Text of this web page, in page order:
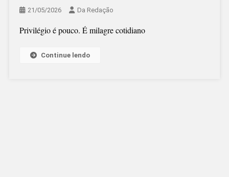
21/05/2026 Da Redação
Privilégio é pouco. É milagre cotidiano
Continue lendo